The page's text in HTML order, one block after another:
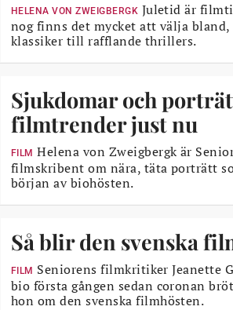
HELENA VON ZWEIGBERGK Juletid är
nog finns det mycket att välja
klassiker till rafflande thrillers.
Sjukdomar och
filmtrender just nu
FILM Helena von Zweigbergk är
filmskribent om nära, täta porträtt
början av biohösten.
Så blir den svenska
FILM Seniorens filmkritiker Jeanette
bio första gången sedan coronan
hon om den svenska filmhösten.